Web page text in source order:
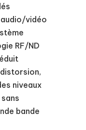
vidéo
RF/ND
niveaux
bande